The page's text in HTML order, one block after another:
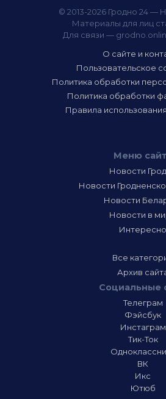
© 2013-2026 Гродно 24 —
Материалы для лиц
Для связи —
О сайте и
Пользовательское
Политика обработки
Политика обработки
Правила
Меню
Новости
Новости
Новости
Новости в
Интересно
Все
Архив
Социальные
Телеграм
Фэйсбук
Инстаграм
Тик-Ток
ВК
Икс
Ютюб